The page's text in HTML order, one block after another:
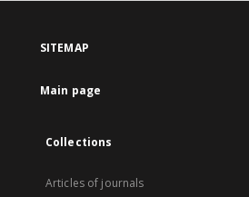
SITEMAP
Main page
Collections
Articles of journals